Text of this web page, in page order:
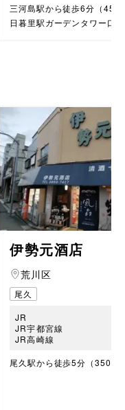
三河島駅から徒歩6分（
日暮里駅ガーデンタワー口
伊勢元酒店
荒川区
尾久
JR
JR宇都宮線
JR高崎線
尾久駅から徒歩5分（350m